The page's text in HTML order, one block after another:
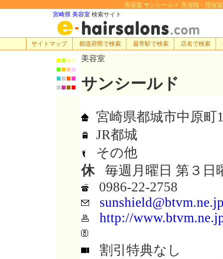
美容室 サンシールド:美容院・理容
宮崎県 美容室 検索サイト
サイトマップ 都道府県で検索 最寄駅で検索 店名で検索
■■■■
■■■■
■■■■
■■■■
美容室
サンシールド
宮崎県都城市中原町
JR都城
その他
休毎週月曜日 第３日
0986-22-2758
http://
割引特典なし